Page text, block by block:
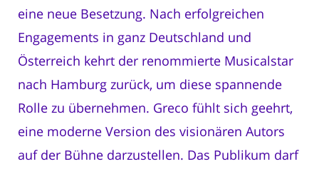
eine neue Besetzung. Nach erfolgreichen
Engagements in ganz Deutschland und
Österreich kehrt der renommierte Musicalstar
nach Hamburg zurück, um diese spannende
Rolle zu übernehmen. Greco fühlt sich geehrt,
eine moderne Version des visionären Autors
auf der Bühne darzustellen. Das Publikum darf